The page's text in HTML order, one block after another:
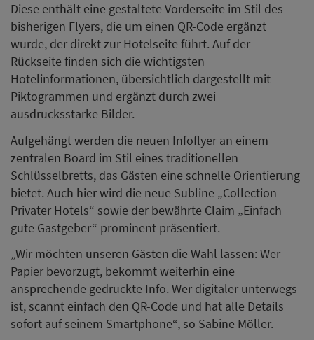
Diese enthält eine gestaltete Vorderseite im Stil des
bisherigen Flyers, die um einen QR-Code ergänzt
wurde, der direkt zur Hotelseite führt. Auf der
Rückseite finden sich die wichtigsten
Hotelinformationen, übersichtlich dargestellt mit
Piktogrammen und ergänzt durch zwei
ausdrucksstarke Bilder.
Aufgehängt werden die neuen Infoflyer an einem
zentralen Board im Stil eines traditionellen
Schlüsselbretts, das Gästen eine schnelle Orientierung
bietet. Auch hier wird die neue Subline „Collection
Privater Hotels“ sowie der bewährte Claim „Einfach
gute Gastgeber“ prominent präsentiert.
„Wir möchten unseren Gästen die Wahl lassen: Wer
Papier bevorzugt, bekommt weiterhin eine
ansprechende gedruckte Info. Wer digitaler unterwegs
ist, scannt einfach den QR-Code und hat alle Details
sofort auf seinem Smartphone“, so Sabine Möller.